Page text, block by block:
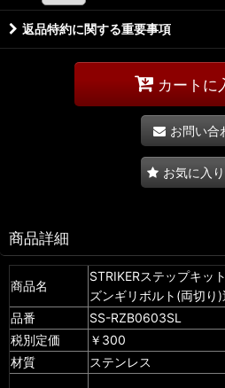
返品特約に関する重要事項
カートに
お問い合
お気に入
商品詳細
商品名
STRIKERステップキッ
ズンギリボルト(両切
品番
SS-RZB0603SL
税別定価
￥300
材質
ステンレス